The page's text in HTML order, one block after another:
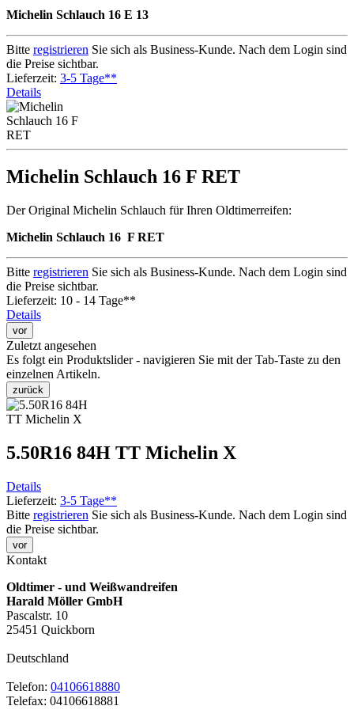
Michelin Schlauch 16 E 13
Bitte registrieren Sie sich als Business-Kunde. Nach dem Login sind
die Preise sichtbar.
Lieferzeit: 3-5 Tage**
Details
Michelin Schlauch 16 F RET
Der Original Michelin Schlauch für Ihren Oldtimerreifen:
Michelin Schlauch 16 F RET
Bitte registrieren Sie sich als Business-Kunde. Nach dem Login sind
die Preise sichtbar.
Lieferzeit: 10 - 14 Tage**
Details
vor
Zuletzt angesehen
Es folgt ein Produktslider - navigieren Sie mit der Tab-Taste zu den
einzelnen Artikeln.
zurück
5.50R16 84H TT Michelin X
Details
Lieferzeit: 3-5 Tage**
Bitte registrieren Sie sich als Business-Kunde. Nach dem Login sind
die Preise sichtbar.
vor
Kontakt
Oldtimer - und Weißwandreifen
Harald Möller GmbH
Pascalstr. 10
25451 Quickborn
Deutschland
Telefon: 04106618880
Telefax: 04106618881